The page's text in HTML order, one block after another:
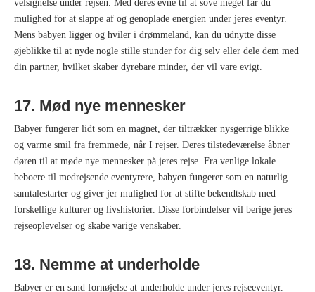
velsignelse under rejsen. Med deres evne til at sove meget får du
mulighed for at slappe af og genoplade energien under jeres eventyr.
Mens babyen ligger og hviler i drømmeland, kan du udnytte disse
øjeblikke til at nyde nogle stille stunder for dig selv eller dele dem med
din partner, hvilket skaber dyrebare minder, der vil vare evigt.
17. Mød nye mennesker
Babyer fungerer lidt som en magnet, der tiltrækker nysgerrige blikke
og varme smil fra fremmede, når I rejser. Deres tilstedeværelse åbner
døren til at møde nye mennesker på jeres rejse. Fra venlige lokale
beboere til medrejsende eventyrere, babyen fungerer som en naturlig
samtalestarter og giver jer mulighed for at stifte bekendtskab med
forskellige kulturer og livshistorier. Disse forbindelser vil berige jeres
rejseoplevelser og skabe varige venskaber.
18. Nemme at underholde
Babyer er en sand fornøjelse at underholde under jeres rejseeventyr.